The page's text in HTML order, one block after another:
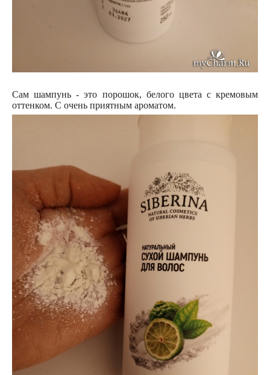
Сам шампунь - это порошок, белого цвета с кремовым
оттенком. С очень приятным ароматом.